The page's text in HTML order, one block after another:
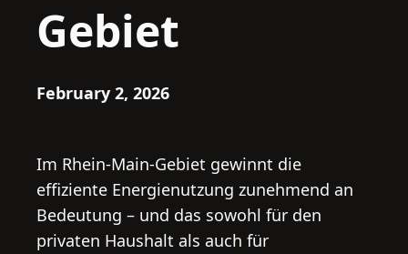
Gebiet
February 2, 2026
Im Rhein-Main-Gebiet gewinnt die
effiziente Energienutzung zunehmend an
Bedeutung – und das sowohl für den
privaten Haushalt als auch für